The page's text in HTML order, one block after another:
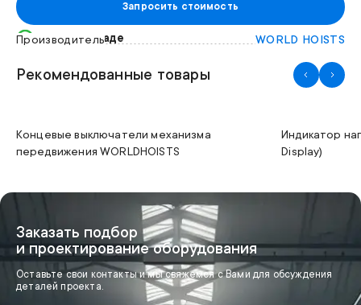
Запросить стоимость
Есть на складе
Производитель WORLD HOISTS
Рекомендованные товары
Концевые выключатели механизма
передвижения WORLDHOISTS
Индикатор
Display)
Заказать подбор
и проектирование оборудования
Оставьте свои контакты и мы свяжемся с Вами для обсуждения
деталей проекта.